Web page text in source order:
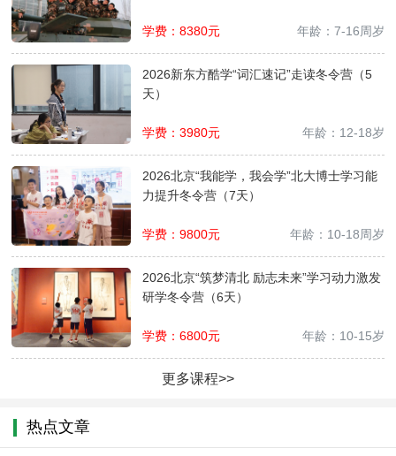
学费： 8380元 年龄： 7-16周岁
2026新东方酷学“词汇速记”走读冬令营（5
天）
学费： 3980元 年龄： 12-18岁
2026北京“我能学，我会学”北大博士学习能
力提升冬令营（7天）
学费： 9800元 年龄： 10-18周岁
2026北京“筑梦清北 励志未来”学习动力激发
研学冬令营（6天）
学费： 6800元 年龄： 10-15岁
更多课程>>
热点文章